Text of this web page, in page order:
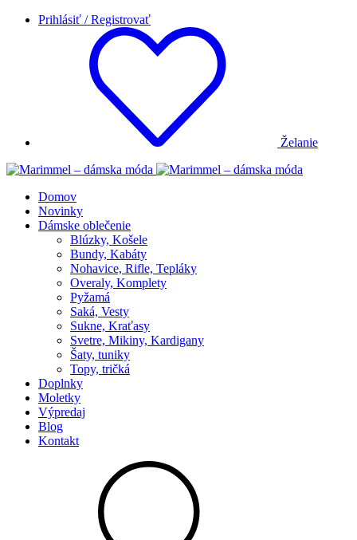
Prihlásiť / Registrovať
Želanie
Domov
Novinky
Dámske oblečenie
Blúzky, Košele
Bundy, Kabáty
Nohavice, Rifle, Tepláky
Overaly, Komplety
Pyžamá
Saká, Vesty
Sukne, Kraťasy
Svetre, Mikiny, Kardigany
Šaty, tuniky
Topy, tričká
Doplnky
Moletky
Výpredaj
Blog
Kontakt